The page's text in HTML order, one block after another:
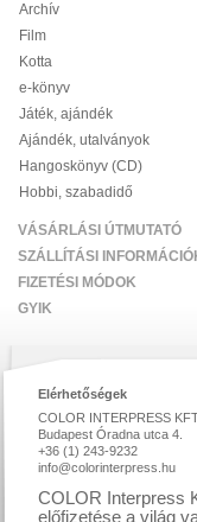
Archív
Film
Kotta
e-könyv
Játék, ajándék
Ajándék, utalványok
Hangoskönyv (CD)
Hobbi, szabadidő
VÁSÁRLÁSI ÚTMUTATÓ
SZÁLLÍTÁSI
FIZETÉSI MÓDOK
GYIK
Elérhetőségek
COLOR INTERPRESS
Budapest Óradna utca 4.
+36 (1) 243-9232
info@colorinterpress.hu
COLOR Interpress
előfizetése a világ